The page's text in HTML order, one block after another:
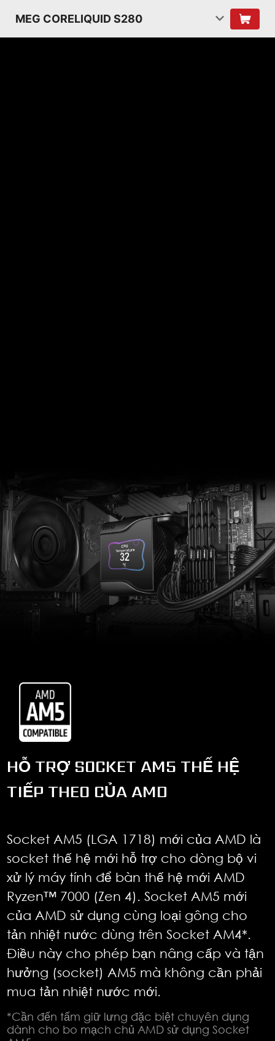
MEG CORELIQUID S280
HỖ TRỢ SOCKET AM5 THẾ HỆ
TIẾP THEO CỦA AMD
Socket AM5 (LGA 1718) mới của AMD là
socket thế hệ mới hỗ trợ cho dòng bộ vi
xử lý máy tính để bàn thế hệ mới AMD
Ryzen™ 7000 (Zen 4). Socket AM5 mới
của AMD sử dụng cùng loại gông cho
tản nhiệt nước dùng trên Socket AM4*.
Điều này cho phép bạn nâng cấp và tận
hưởng (socket) AM5 mà không cần phải
mua tản nhiệt nước mới.
*Cần đến tấm giữ lưng đặc biệt chuyên dụng
dành cho bo mạch chủ AMD sử dụng Socket